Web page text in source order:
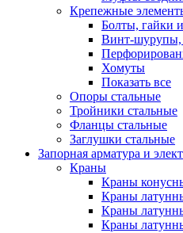
Крепежные
Болты, гайки
Винт-шурупы,
Хомуты
Показать все
Опоры стальные
Тройники стальные
Фланцы стальные
Заглушки стальные
Запорная арматура и
Краны
Краны
Краны
Краны
Краны